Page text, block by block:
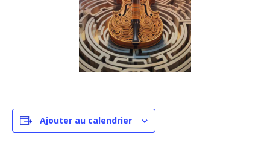
Ajouter au calendrier